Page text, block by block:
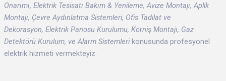
Onarımı, Elektrik Tesisatı Bakım & Yenileme, Avize Montajı, Aplik
Montajı, Çevre Aydınlatma Sistemleri, Ofis Tadilat ve
Dekorasyon, Elektrik Panosu Kurulumu, Korniş Montajı, Gaz
Detektörü Kurulum, ve Alarm Sistemlerikonusunda profesyonel
elektrik hizmeti vermekteyiz.